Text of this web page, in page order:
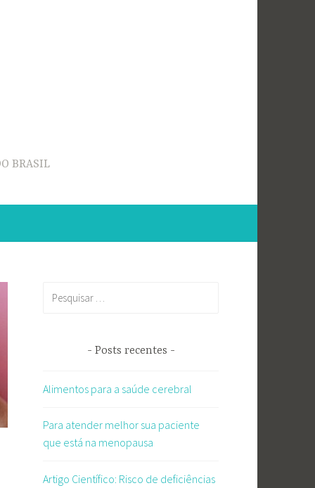
BRASIL
Posts recentes
Alimentos para a saúde cerebral
Para atender melhor sua paciente
que está na menopausa
Artigo Científico: Risco de deficiências